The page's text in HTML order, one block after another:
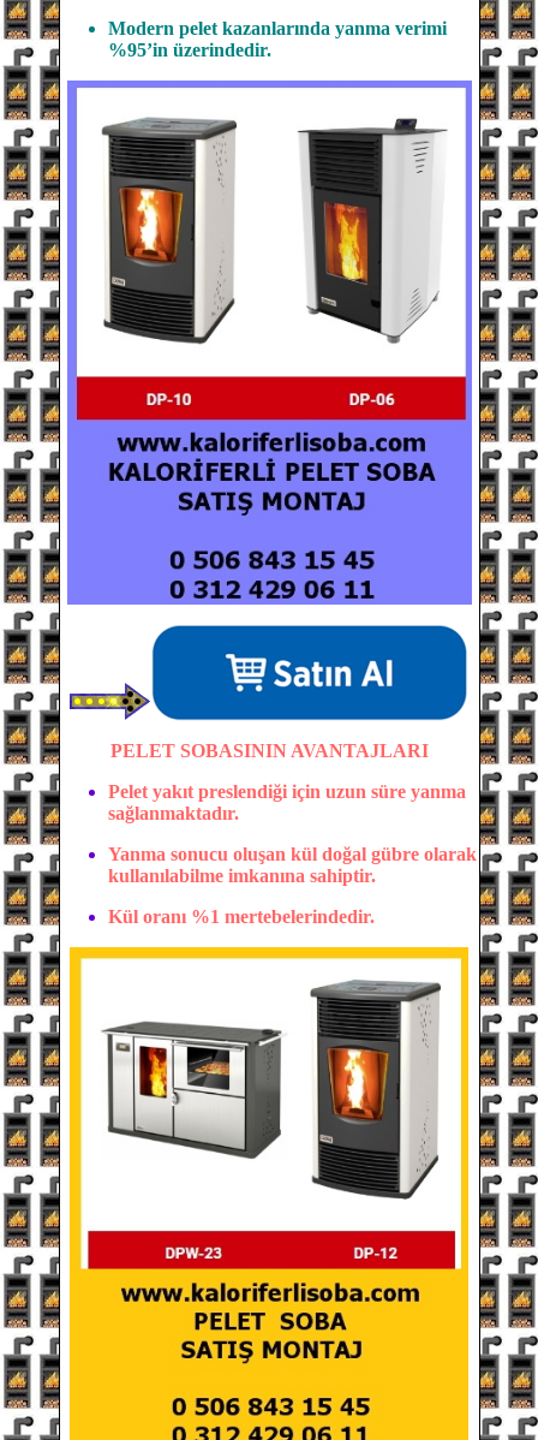
Modern pelet kazanlarında yanma verimi
%95’in üzerindedir.
PELET SOBASININ AVANTAJLARI
Pelet yakıt preslendiği için uzun süre yanma
sağlanmaktadır.
Yanma sonucu oluşan kül doğal gübre olarak
kullanılabilme imkanına sahiptir.
Kül oranı %1 mertebelerindedir.